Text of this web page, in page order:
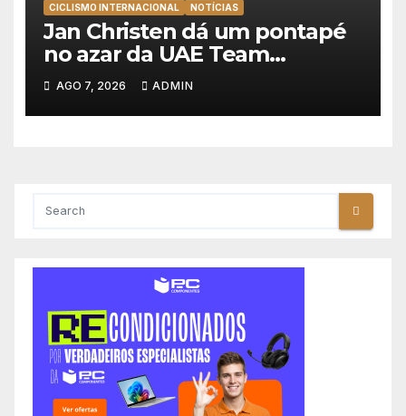
CICLISMO INTERNACIONAL NOTÍCIAS
Jan Christen dá um pontapé
no azar da UAE Team
Emirates e vence na Volta a
Polónia
AGO 7, 2026 ADMIN